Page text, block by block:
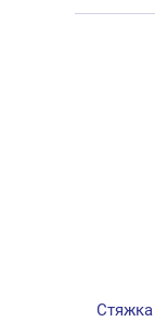
Стяжка